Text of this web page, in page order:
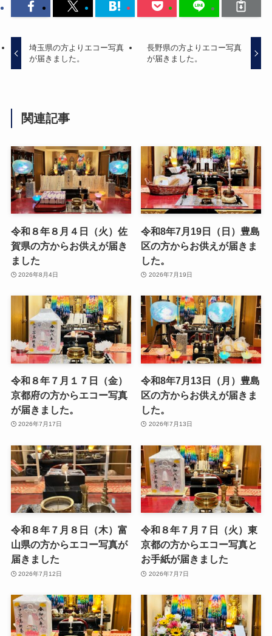
埼玉県の方よりエコー写真
が届きました。
長野県の方よりエコー写真
が届きました。
関連記事
令和８年８月４日（火）佐
賀県の方からお供えが届き
ました
2026年8月4日
令和8年7月19日（日）豊島
区の方からお供えが届きま
した。
2026年7月19日
令和８年７月１７日（金）
京都府の方からエコー写真
が届きました。
2026年7月17日
令和8年7月13日（月）豊島
区の方からお供えが届きま
した。
2026年7月13日
令和８年７月８日（木）富
山県の方からエコー写真が
届きました
2026年7月12日
令和８年７月７日（火）東
京都の方からエコー写真と
お手紙が届きました
2026年7月7日